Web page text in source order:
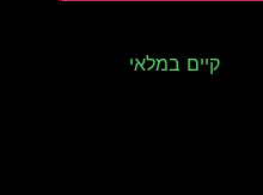
קיים במלאי